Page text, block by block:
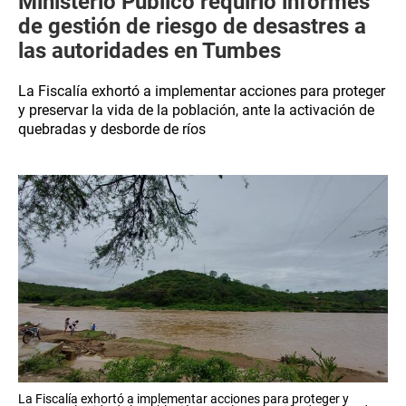
de gestión de riesgo de desastres a
las autoridades en Tumbes
La Fiscalía exhortó a implementar acciones para proteger
y preservar la vida de la población, ante la activación de
quebradas y desborde de ríos
La Fiscalía exhortó a implementar acciones para proteger y